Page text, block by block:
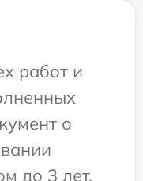
работ и
о
до 3 лет.